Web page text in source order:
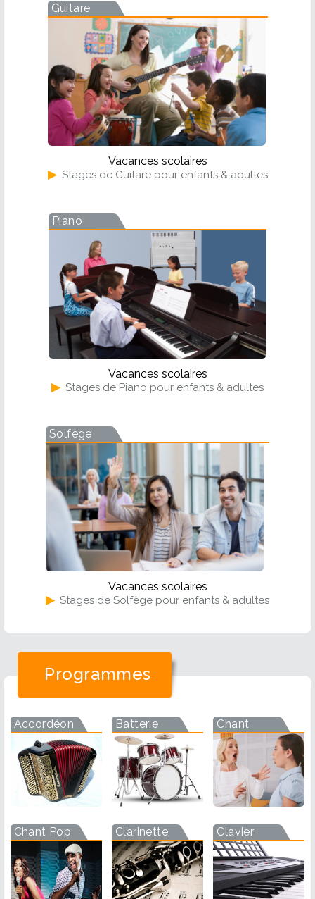
Guitare
Vacances scolaires
▶ Stages de Guitare pour enfants & adultes
Piano
Vacances scolaires
▶ Stages de Piano pour enfants & adultes
Solfège
Vacances scolaires
▶ Stages de Solfège pour enfants & adultes
Programmes
Accordéon Batterie Chant
Chant Pop Clarinette Clavier